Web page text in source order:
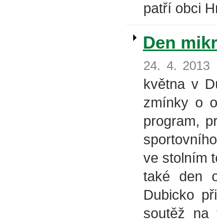
patří obci
Den
24. 4. 2013
května v
zmínky o
program,
ve stolním
také den
Dubicko
soutěž na